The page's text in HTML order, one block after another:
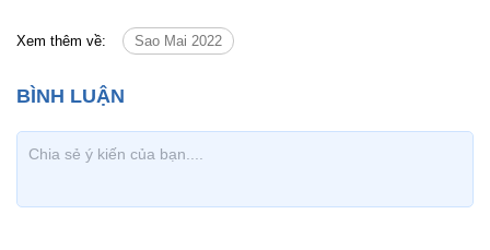
Xem thêm về: Sao Mai 2022